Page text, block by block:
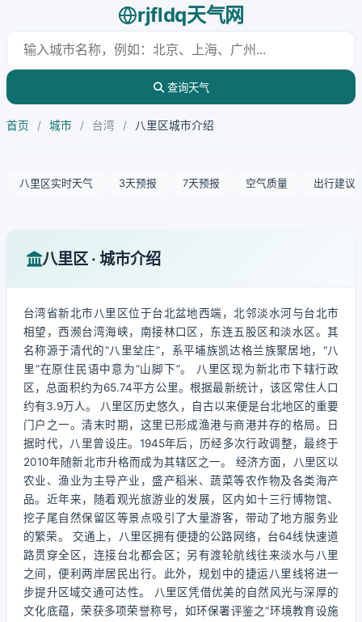
rjfldq天气网
查询天气
首页 / 城市 / 台湾 / 八里区城市介绍
八里区实时天气 3天预报 7天预报 空气质量 出行建议
八里区 · 城市介绍
台湾省新北市八里区位于台北盆地西端，北邻淡水河与台北市
相望，西濒台湾海峡，南接林口区，东连五股区和淡水区。其
名称源于清代的“八里坌庄”，系平埔族凯达格兰族聚居地，“八
里”在原住民语中意为“山脚下”。 八里区现为新北市下辖行政
区，总面积约为65.74平方公里。根据最新统计，该区常住人口
约有3.9万人。 八里区历史悠久，自古以来便是台北地区的重要
门户之一。清末时期，这里已形成渔港与商港并存的格局。日
据时代，八里曾设庄。1945年后，历经多次行政调整，最终于
2010年随新北市升格而成为其辖区之一。 经济方面，八里区以
农业、渔业为主导产业，盛产稻米、蔬菜等农作物及各类海产
品。近年来，随着观光旅游业的发展，区内如十三行博物馆、
挖子尾自然保留区等景点吸引了大量游客，带动了地方服务业
的繁荣。 交通上，八里区拥有便捷的公路网络，台64线快速道
路贯穿全区，连接台北都会区；另有渡轮航线往来淡水与八里
之间，便利两岸居民出行。此外，规划中的捷运八里线将进一
步提升区域交通可达性。 八里区凭借优美的自然风光与深厚的
文化底蕴，荣获多项荣誉称号，如环保署评鉴之“环境教育设施